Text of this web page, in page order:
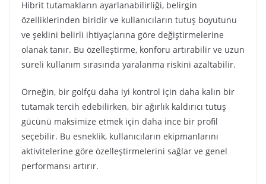
Hibrit tutamakların ayarlanabilirliği, belirgin
özelliklerinden biridir ve kullanıcıların tutuş boyutunu
ve şeklini belirli ihtiyaçlarına göre değiştirmelerine
olanak tanır. Bu özelleştirme, konforu artırabilir ve uzun
süreli kullanım sırasında yaralanma riskini azaltabilir.
Örneğin, bir golfçü daha iyi kontrol için daha kalın bir
tutamak tercih edebilirken, bir ağırlık kaldırıcı tutuş
gücünü maksimize etmek için daha ince bir profil
seçebilir. Bu esneklik, kullanıcıların ekipmanlarını
aktivitelerine göre özelleştirmelerini sağlar ve genel
performansı artırır.